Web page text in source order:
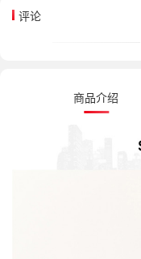
评论
商品介绍